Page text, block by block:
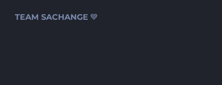
TEAM SACHANGE 💙